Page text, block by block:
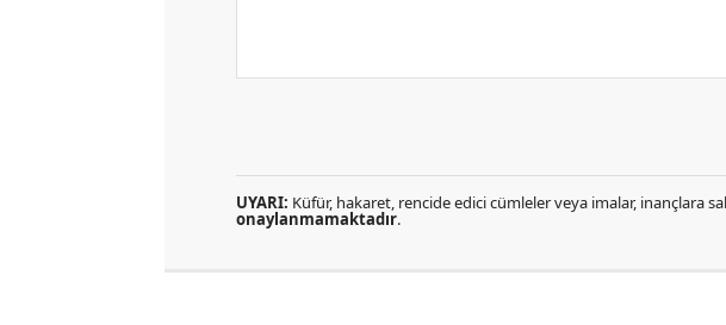
UYARI: Küfür, hakaret, rencide edici cümleler veya imalar, inançlara
onaylanmamaktadır.